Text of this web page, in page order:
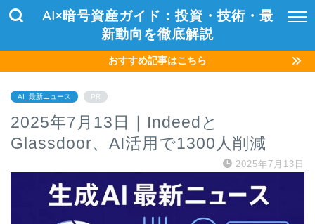
AI×暗号資産ガイド：投資・技術・最
新動向を徹底解説
おすすめ記事はこちら
AI_最新ニュース PR
2025年7月13日｜Indeedと
Glassdoor、AI活用で1300人削減
2025年7月13日